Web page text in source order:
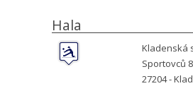
Hala
Kladenská
Sportovců
27204 -